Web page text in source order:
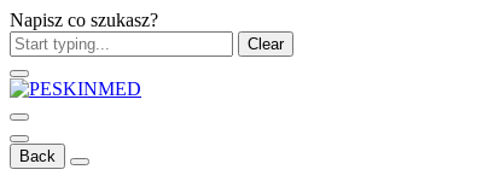
Napisz co szukasz?
Clear
Back